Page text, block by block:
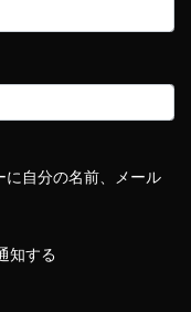
に自分の名前、メール
知する